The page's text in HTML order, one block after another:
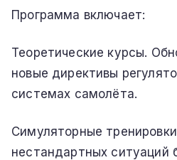
Программа включает:
Теоретические курсы.
новые директивы
системах самолёта.
Симуляторные
нестандартных ситуаций